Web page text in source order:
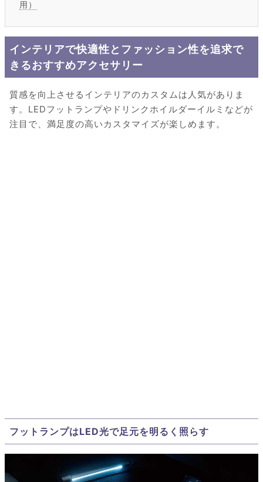
用）
インテリアで快適性とファッション性を追求で
きるおすすめアクセサリー
質感を向上させるインテリアのカスタムは人気がありま
す。LEDフットランプやドリンクホイルダーイルミなどが
注目で、満足度の高いカスタマイズが楽しめます。
フットランプはLED光で足元を明るく照らす